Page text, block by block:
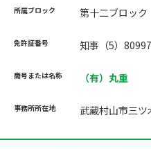
第十二ブロック
知事（5）80997
（有）丸重
武蔵村山市三